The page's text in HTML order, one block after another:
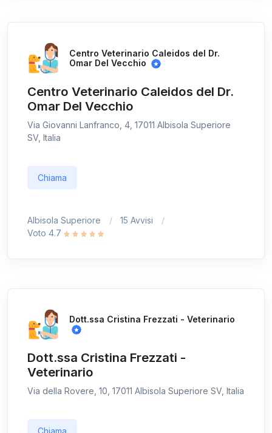
Centro Veterinario Caleidos del Dr.
Omar Del Vecchio
Centro Veterinario Caleidos del Dr.
Omar Del Vecchio
Via Giovanni Lanfranco, 4, 17011 Albisola Superiore
SV, Italia
Chiama
Albisola Superiore
15 Avvisi
Voto 4.7
Dott.ssa Cristina Frezzati - Veterinario
Dott.ssa Cristina Frezzati -
Veterinario
Via della Rovere, 10, 17011 Albisola Superiore SV, Italia